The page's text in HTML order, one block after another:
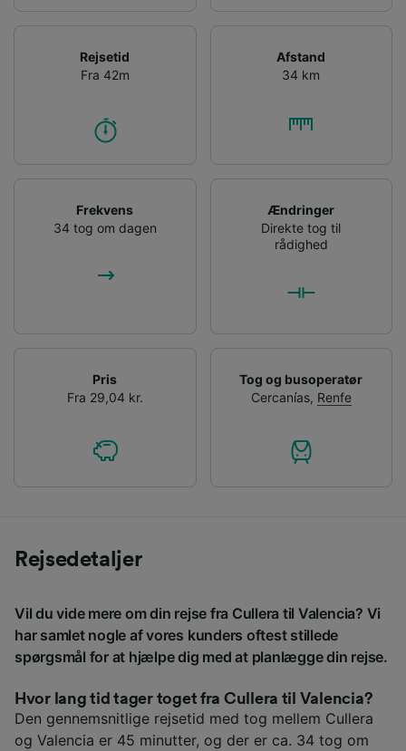
Rejsetid
Fra 42m
Afstand
34 km
Frekvens
34 tog om dagen
Ændringer
Direkte tog til
rådighed
Pris
Fra 29,04 kr.
Tog og busoperatør
Cercanías, Renfe
Rejsedetaljer
Vil du vide mere om din rejse fra Cullera til Valencia? Vi
har samlet nogle af vores kunders oftest stillede
spørgsmål for at hjælpe dig med at planlægge din rejse.
Hvor lang tid tager toget fra Cullera til Valencia?
Den gennemsnitlige rejsetid med tog mellem Cullera
og Valencia er 45 minutter, og der er ca. 34 tog om